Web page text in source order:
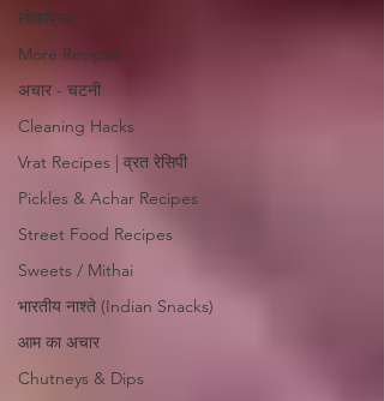
लोकप्रिय
More Recipes
अचार - चटनी
Cleaning Hacks
Vrat Recipes | व्रत रेसिपी
Pickles & Achar Recipes
Street Food Recipes
Sweets / Mithai
भारतीय नाश्ते (Indian Snacks)
आम का अचार
Chutneys & Dips